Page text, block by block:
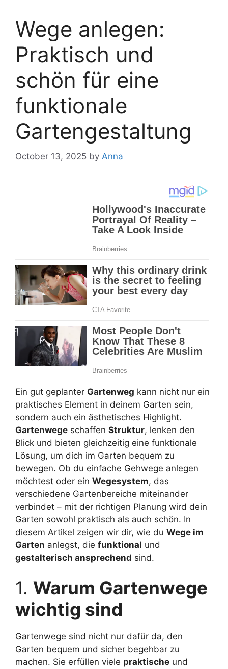
Wege anlegen:
Praktisch und
schön für eine
funktionale
Gartengestaltung
October 13, 2025 by Anna
Ein gut geplanter Gartenweg kann nicht nur ein
praktisches Element in deinem Garten sein,
sondern auch ein ästhetisches Highlight.
Gartenwege schaffen Struktur, lenken den
Blick und bieten gleichzeitig eine funktionale
Lösung, um dich im Garten bequem zu
bewegen. Ob du einfache Gehwege anlegen
möchtest oder ein Wegesystem, das
verschiedene Gartenbereiche miteinander
verbindet – mit der richtigen Planung wird dein
Garten sowohl praktisch als auch schön. In
diesem Artikel zeigen wir dir, wie du Wege im
Garten anlegst, die funktional und
gestalterisch ansprechend sind.
1. Warum Gartenwege
wichtig sind
Gartenwege sind nicht nur dafür da, den
Garten bequem und sicher begehbar zu
machen. Sie erfüllen viele praktische und